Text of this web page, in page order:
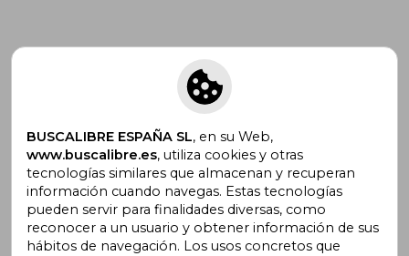
Suscríbete para recibir ofertas y
promociones
¿Necesitas ayuda?
Ir a Centro de Soporte
BUSCALIBRE ESPAÑA SL, en su Web,
www.buscalibre.es, utiliza cookies y otras
tecnologías similares que almacenan y recuperan
información cuando navegas. Estas tecnologías
pueden servir para finalidades diversas, como
reconocer a un usuario y obtener información de sus
hábitos de navegación. Los usos concretos que